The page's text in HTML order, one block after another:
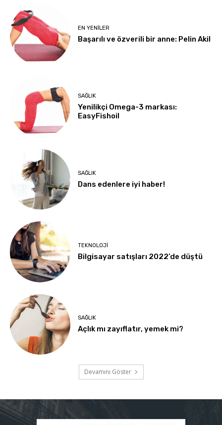
EN YENILER
Başarılı ve özverili bir anne: Pelin Akil
SAĞLIK
Yenilikçi Omega-3 markası:
EasyFishoil
SAĞLIK
Dans edenlere iyi haber!
TEKNOLOJI
Bilgisayar satışları 2022’de düştü
SAĞLIK
Açlık mı zayıflatır, yemek mi?
Devamını Göster